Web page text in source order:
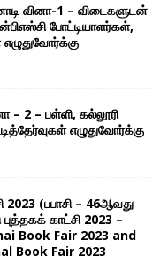
வினா-1 – விடைகளுடன்
போட்டியாளர்கள்,
– 2 – பள்ளி, கல்லூரி
எழுதுவோர்க்கு
(பபாசி – 46ஆவது
காட்சி 2023 –
Book Fair 2023 and
Book Fair 2023